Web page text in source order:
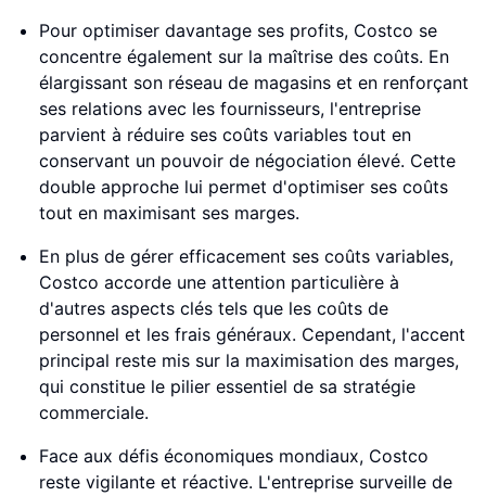
Pour optimiser davantage ses profits, Costco se
concentre également sur la maîtrise des coûts. En
élargissant son réseau de magasins et en renforçant
ses relations avec les fournisseurs, l'entreprise
parvient à réduire ses coûts variables tout en
conservant un pouvoir de négociation élevé. Cette
double approche lui permet d'optimiser ses coûts
tout en maximisant ses marges.
En plus de gérer efficacement ses coûts variables,
Costco accorde une attention particulière à
d'autres aspects clés tels que les coûts de
personnel et les frais généraux. Cependant, l'accent
principal reste mis sur la maximisation des marges,
qui constitue le pilier essentiel de sa stratégie
commerciale.
Face aux défis économiques mondiaux, Costco
reste vigilante et réactive. L'entreprise surveille de